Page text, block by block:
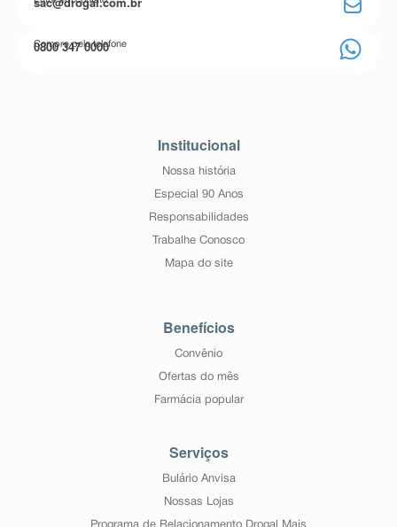
Compre pelo telefone
0800 347 0000
Institucional
Nossa história
Especial 90 Anos
Responsabilidades
Trabalhe Conosco
Mapa do site
Benefícios
Convênio
Ofertas do mês
Farmácia popular
Serviços
Bulário Anvisa
Nossas Lojas